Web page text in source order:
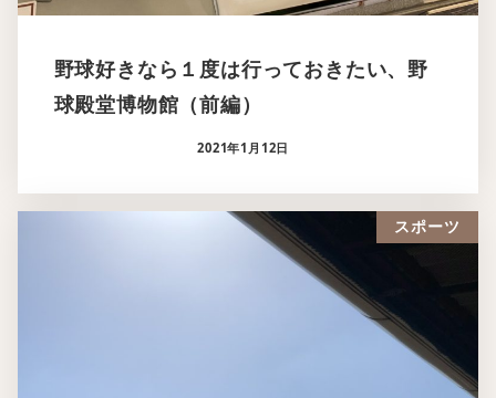
野球好きなら１度は行っておきたい、野
球殿堂博物館（前編）
2021年1月12日
スポーツ